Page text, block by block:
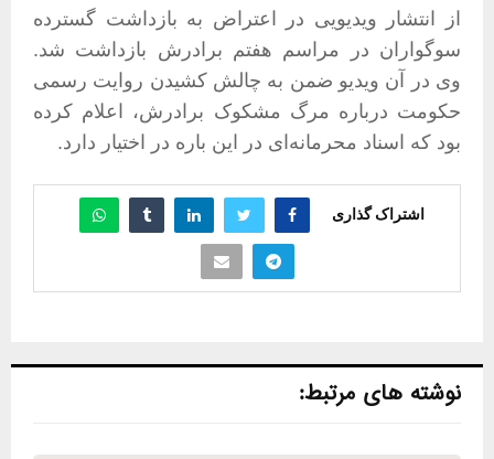
از انتشار ویدیویی در اعتراض به بازداشت گسترده
سوگواران در مراسم هفتم برادرش بازداشت شد.
وی در آن ویدیو ضمن به چالش کشیدن روایت رسمی
حکومت درباره مرگ مشکوک برادرش، اعلام کرده
بود که اسناد محرمانه‌ای در این باره در اختیار دارد.
اشتراک گذاری
نوشته های مرتبط: